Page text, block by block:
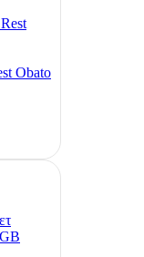
Obato